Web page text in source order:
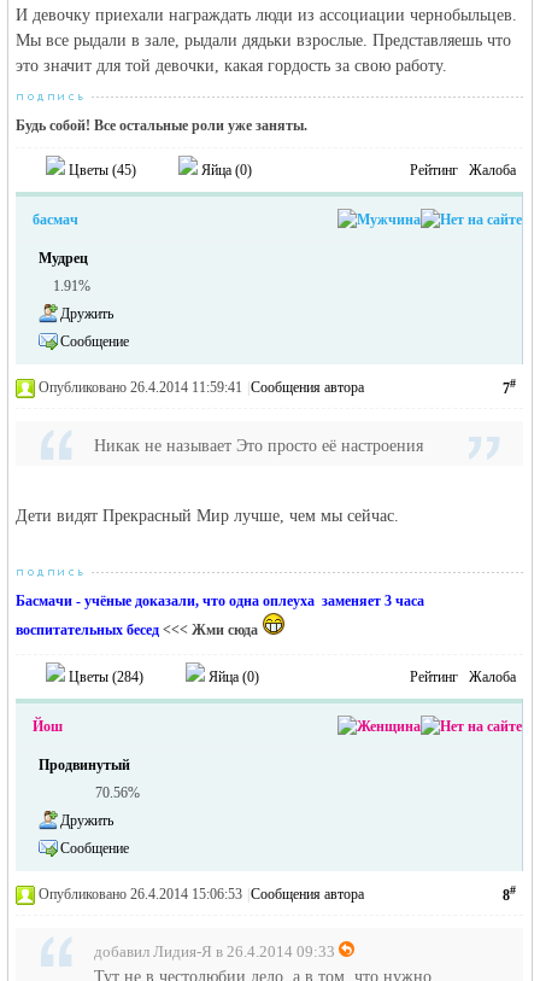
И девочку приехали награждать люди из ассоциации чернобыльцев.
Мы все рыдали в зале, рыдали дядьки взрослые. Представляешь что
это значит для той девочки, какая гордость за свою работу.
Будь собой! Все остальные роли уже заняты.
Цветы (45) Яйца (0) Рейтинг Жалоба
басмач
Мудрец
1.91%
Дружить
Сообщение
7#
Опубликовано 26.4.2014 11:59:41 Сообщения автора
Никак не называет Это просто её настроения
Дети видят Прекрасный Мир лучше, чем мы сейчас.
Басмачи - учёные доказали, что одна оплеуха заменяет 3 часа
воспитательных бесед <<< Жми сюда
Цветы (284) Яйца (0) Рейтинг Жалоба
Йош
Продвинутый
70.56%
Дружить
Сообщение
8#
Опубликовано 26.4.2014 15:06:53 Сообщения автора
добавил Лидия-Я в 26.4.2014 09:33
Тут не в честолюбии дело, а в том, что нужно